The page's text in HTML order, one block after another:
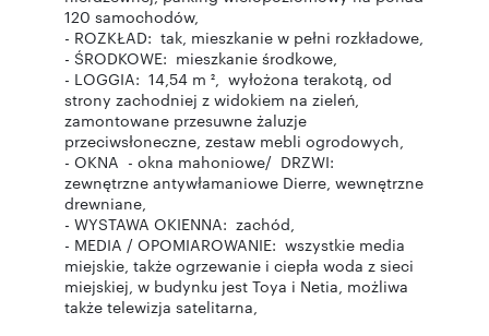
120 samochodów,
- ROZKŁAD: tak, mieszkanie w pełni rozkładowe,
- ŚRODKOWE: mieszkanie środkowe,
- LOGGIA: 14,54 m ², wyłożona terakotą, od
strony zachodniej z widokiem na zieleń,
zamontowane przesuwne żaluzje
przeciwsłoneczne, zestaw mebli ogrodowych,
- OKNA - okna mahoniowe/ DRZWI:
zewnętrzne antywłamaniowe Dierre, wewnętrzne
drewniane,
- WYSTAWA OKIENNA: zachód,
- MEDIA / OPOMIAROWANIE: wszystkie media
miejskie, także ogrzewanie i ciepła woda z sieci
miejskiej, w budynku jest Toya i Netia, możliwa
także telewizja satelitarna,